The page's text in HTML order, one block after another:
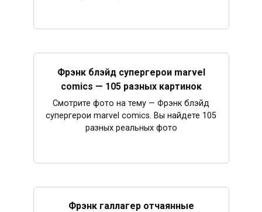
Фрэнк блэйд супергерои marvel
comics — 105 разных картинок
Смотрите фото на тему — Фрэнк блэйд
супергерои marvel comics. Вы найдете 105
разных реальных фото
Фрэнк галлагер отчаянные